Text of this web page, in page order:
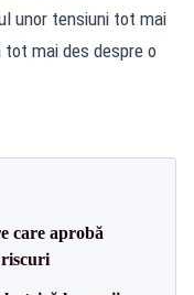
unor tensiuni tot mai
mai des despre o
care aprobă